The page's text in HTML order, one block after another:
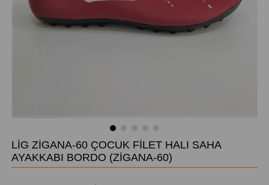
LİG ZİGANA-60 ÇOCUK FİLET HALI SAHA
AYAKKABI BORDO (ZİGANA-60)